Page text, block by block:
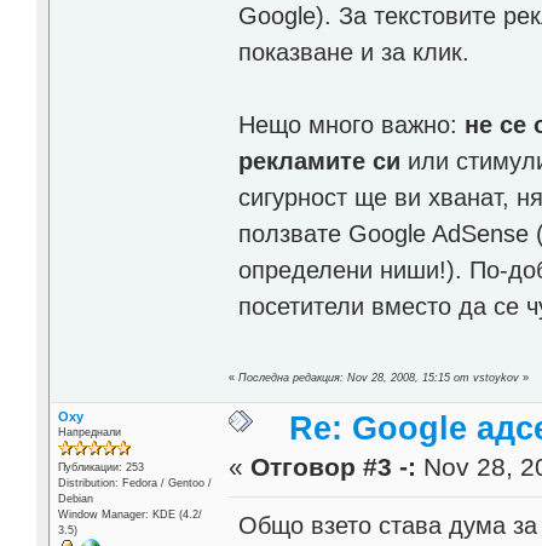
Google). За текстовите
показване и за клик.
Нещо много важно: не се
рекламите си или
сигурност ще ви хванат,
ползвате Google AdSense
определени ниши!). По-
посетители вместо да се
«Последна редакция: Nov 28, 2008, 15:15 от vstoykov »
Oxy
Напреднали
Публикации: 253
Distribution: Fedora / Gentoo /
Debian
Window Manager: KDE (4.2/
3.5)
Re: Google
« Отговор #3 -: Nov 28,
Общо взето става дума